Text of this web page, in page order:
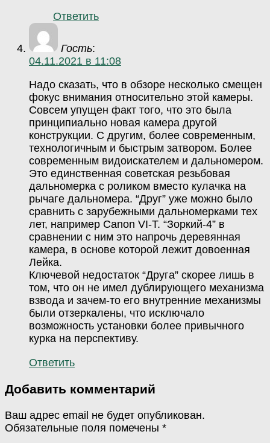
Ответить
Гость:
04.11.2021 в 11:08
Надо сказать, что в обзоре несколько смещен
фокус внимания относительно этой камеры.
Совсем упущен факт того, что это была
принципиально новая камера другой
конструкции. С другим, более современным,
технологичным и быстрым затвором. Более
современным видоискателем и дальномером.
Это единственная советская резьбовая
дальномерка с роликом вместо кулачка на
рычаге дальномера. “Друг” уже можно было
сравнить с зарубежными дальномерками тех
лет, например Canon VI-T. “Зоркий-4” в
сравнении с ним это напрочь деревянная
камера, в основе которой лежит довоенная
Лейка.
Ключевой недостаток “Друга” скорее лишь в
том, что он не имел дублирующего механизма
взвода и зачем-то его внутренние механизмы
были отзеркалены, что исключало
возможность установки более привычного
курка на перспективу.
Ответить
Добавить комментарий
Ваш адрес email не будет опубликован.
Обязательные поля помечены *